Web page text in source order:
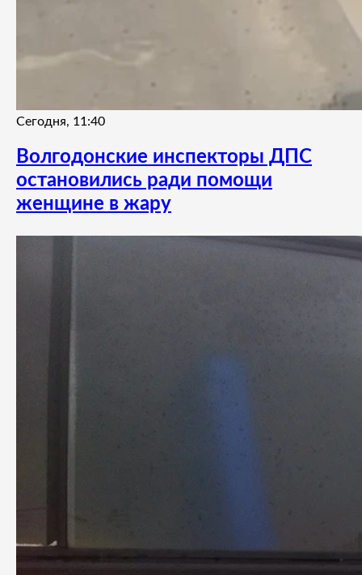
Сегодня, 11:40
Волгодонские инспекторы ДПС
остановились ради помощи
женщине в жару